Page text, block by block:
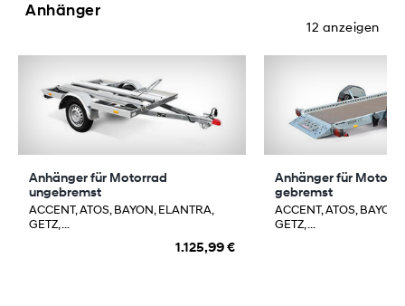
Anhänger
12 anzeigen
Anhänger für Motorrad
ungebremst
ACCENT, ATOS, BAYON, ELANTRA,
GETZ, ...
1.125,99 €
Anhänger für
gebremst
ACCENT, ATOS,
GETZ, ...